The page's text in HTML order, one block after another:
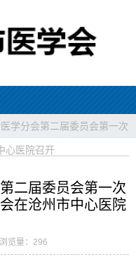
学分会第二届委员会第一次
心医院召开
二届委员会第一次
在沧州市中心医院
览量：296